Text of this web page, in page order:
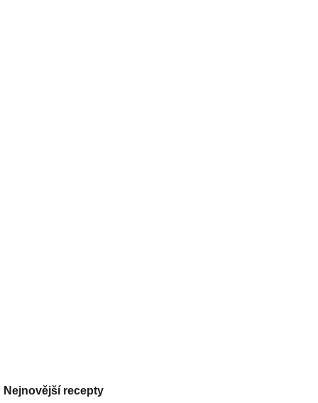
Nejnovější recepty